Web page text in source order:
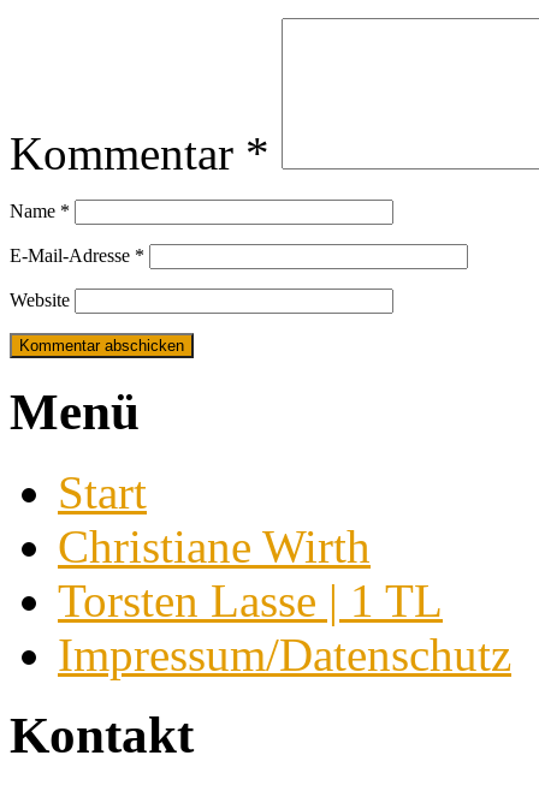
Kommentar *
Name *
E-Mail-Adresse *
Website
Menü
Start
Christiane Wirth
Torsten Lasse | 1 TL
Impressum/Datenschutz
Kontakt